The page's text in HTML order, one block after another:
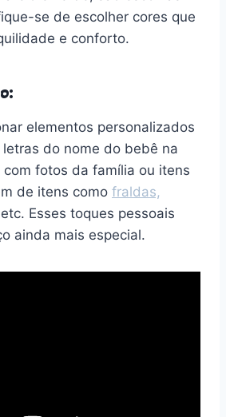
se de escolher cores que
e conforto.
elementos personalizados
do nome do bebê na
fotos da família ou itens
de itens como fraldas,
Esses toques pessoais
ainda mais especial.